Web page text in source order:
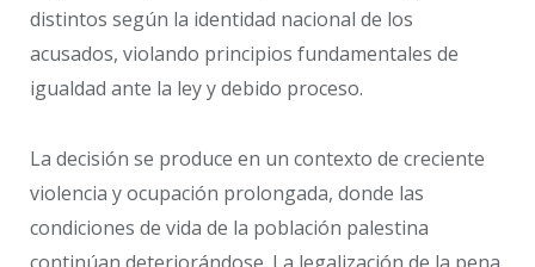
distintos según la identidad nacional de los
acusados, violando principios fundamentales de
igualdad ante la ley y debido proceso.
La decisión se produce en un contexto de creciente
violencia y ocupación prolongada, donde las
condiciones de vida de la población palestina